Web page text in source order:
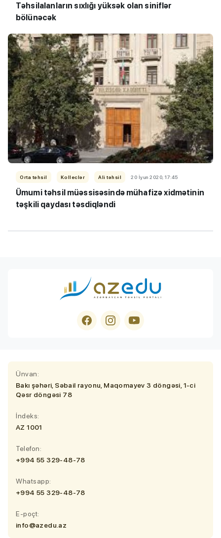
Təhsilalanların sıxlığı yüksək olan siniflər
bölünəcək
Orta təhsil Kolleclər Ali təhsil 20 İyun 2020, 17:45
Ümumi təhsil müəssisəsində mühafizə xidmətinin
təşkili qaydası təsdiqləndi
Ünvan:
Bakı şəhəri, Səbail rayonu, Maqomayev 3 döngəsi, 1-ci
Qəsr döngəsi 78
İndeks:
AZ 1001
Telefon:
+994 55 329-48-78
Whatsapp:
+994 55 329-48-78
E-poçt:
info@azedu.az